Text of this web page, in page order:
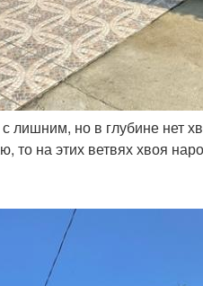
лишним, но в глубине нет
то на этих ветвях хвоя